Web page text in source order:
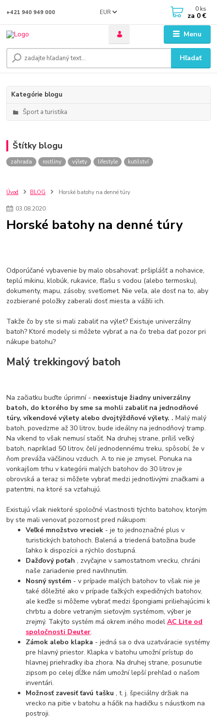
Menu
EUR
Hľadať
+421 940 949 000 0 ks
za 0 €
Kategórie blogu
Šport a turistika
Štítky blogu
zahrada rostliny výlety lifestyle kutilství
Úvod BLOG Horské batohy na denné túry
03.08.2020
Horské batohy na denné túry
Odporúčané vybavenie by malo obsahovať: pršiplášť a nohavice,
teplú mikinu, klobúk, rukavice, fľašu s vodou (alebo termosku),
dokumenty, mapu, zásoby, svetlomet. Nie veľa, ale dosť na to, aby
zozbierané položky zaberali dosť miesta a vážili ich.
Takže čo by ste si mali zabaliť na výlet? Existuje univerzálny
batoh? Ktoré modely si môžete vybrať a na čo treba dať pozor pri
nákupe batohu?
Malý trekkingový batoh
Na začiatku buďte úprimní - neexistuje žiadny univerzálny
batoh, do ktorého by sme sa mohli zabaliť na jednodňové
túry, víkendové výlety alebo dvojtýždňové výlety. .Malý malý
batoh, povedzme až 30 litrov, bude ideálny na jednodňový tramp.
Na víkend to však nemusí stačiť. Na druhej strane, príliš veľký
batoh, napríklad 50 litrov, čelí jednodennému treku, spôsobí, že v
ňom preváža väčšinou vzduch. A to nie je zmysel. Ponuka na
vonkajšom trhu v kategórii malých batohov do 30 litrov je
obrovská a teraz si môžete vybrať medzi jednotlivými značkami a
patentmi, na ktoré sa vzťahujú.
Existujú však niektoré spoločné vlastnosti týchto batohov, ktorým
by ste mali venovať pozornosť pred nákupom:
Veľké množstvo vreciek - je to jednoznačné plus v
turistických batohoch. Balená a triedená batožina bude
ľahko k dispozícii a rýchlo dostupná.
Dažďový poťah, zvyčajne v samostatnom vrecku, chráni
naše zariadenie pred navlhnutím.
Nosný systém - v prípade malých batohov to však nie je
také dôležité ako v prípade ťažkých expedičných batohov,
ale keďže si môžeme vybrať medzi špongiami priliehajúcimi k
chrbtu a dobre vetraným sieťovým systémom, výber je
zrejmý. Takýto systém má okrem iného modelAC Lite od
spoločnosti Deuter.
Zámok alebo klapka - jedná sa o dva uzatváracie systémy
pre hlavný priestor. Klapka v batohu umožní prístup do
hlavnej priehradky iba zhora. Na druhej strane, posunutie
zipsom po celej dĺžke nám umožní lepší prehľad o našom
inventári.
Možnosť zavesiť ťavú tašku, t. j. špeciálny držiak na
vrecko na pitie v batohu a háčik na hadičku s náustkom na
postroji.